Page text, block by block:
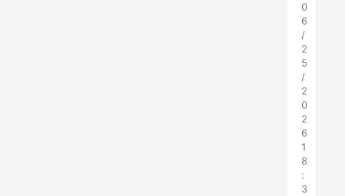
0
6
/
2
5
/
2
0
2
6
1
8
:
3